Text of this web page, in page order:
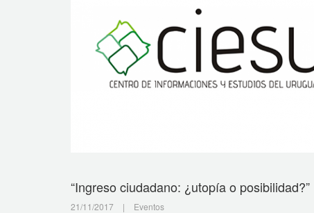
“Ingreso ciudadano: ¿utopía o posibilidad?”
21/11/2017 | Eventos